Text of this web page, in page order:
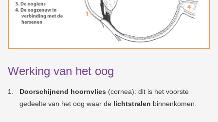
Werking van het oog
Doorschijnend hoornvlies (cornea): dit is het voorste
gedeelte van het oog waar de lichtstralen binnenkomen.